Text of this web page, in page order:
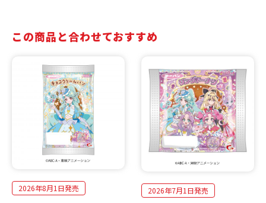
この商品と合わせておすすめ
2026年8月1日発売 2026年7月1日発売